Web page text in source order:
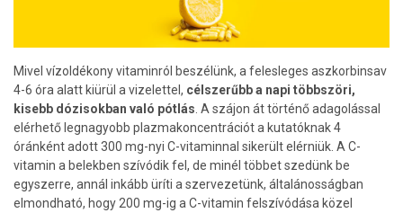
Mivel vízoldékony vitaminról beszélünk, a felesleges aszkorbinsav
4-6 óra alatt kiürül a vizelettel, célszerűbb a napi többszöri,
kisebb dózisokban való pótlás . A szájon át történő adagolással
elérhető legnagyobb plazmakoncentrációt a kutatóknak 4
óránként adott 300 mg-nyi C-vitaminnal sikerült elérniük. A C-
vitamin a belekben szívódik fel, de minél többet szedünk be
egyszerre, annál inkább üríti a szervezetünk, általánosságban
elmondható, hogy 200 mg-ig a C-vitamin felszívódása közel